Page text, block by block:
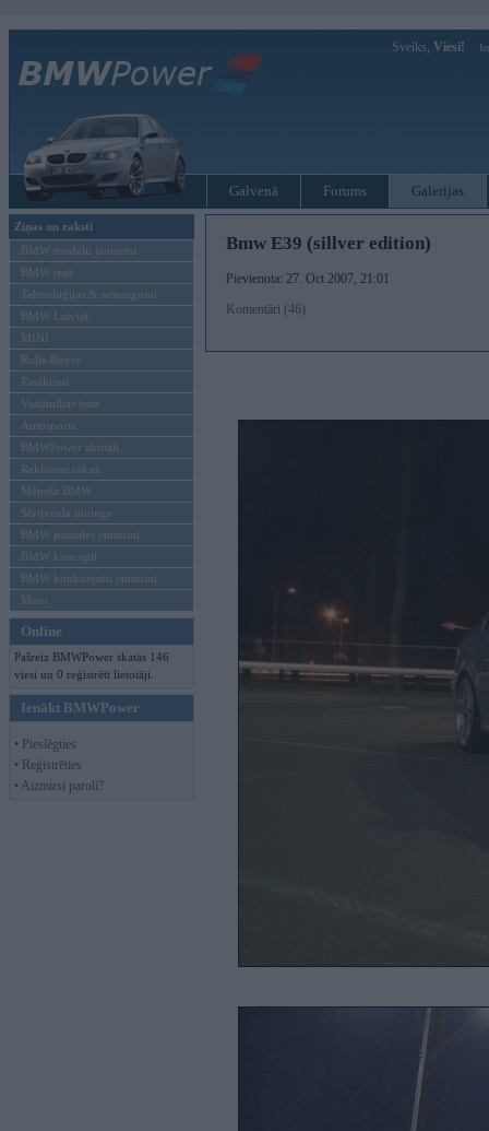
Sveiks, Viesi!
Galvenā Forums Galerijas
Ziņas un raksti
BMW modeļu jaunumi
BMW testi
Tehnoloģijas & sasniegumi
BMW Latvijā
MINI
Rolls-Royce
Pasākumi
Vadāmības tests
Autosports
BMWPower aktuāli
Reklāmas raksti
Mēneša BMW
Sērijveida tūnings
BMW pasaules jaunumi
BMW koncepti
BMW konkurentu jaunumi
Moto
Online
Pašreiz BMWPower skatās 146
viesi un 0 reģistrēti lietotāji.
Ienākt BMWPower
• Pieslēgties
• Reģistrēties
• Aizmirsi paroli?
Bmw E39 (sillver edition)
Pievienota: 27. Oct 2007, 21:01
Komentāri (46)